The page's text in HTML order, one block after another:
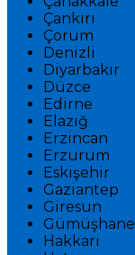
Çankırı
Çorum
Denizli
Diyarbakır
Düzce
Edirne
Elazığ
Erzincan
Erzurum
Eskişehir
Gaziantep
Giresun
Gümüşhane
Hakkari